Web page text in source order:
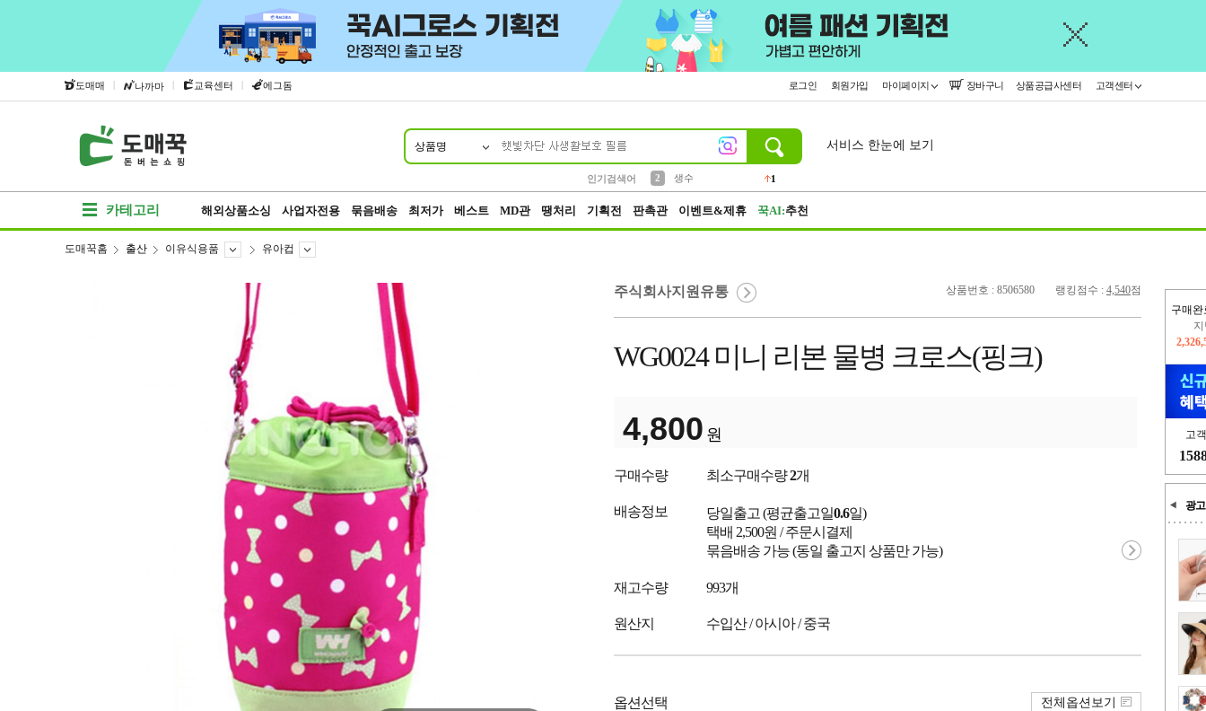
도매매 | 나까마 | 교육센터 | 에그돔 로그인 회원가입 마이페이지 장바구니 상품공급사센터 고객센터
상품명
인기검색어
2
생수
1
서비스 한눈에 보기
카테고리 해외상품소싱 사업자전용 묶음배송 최저가 베스트 MD관 땡처리 기획전 판촉관 이벤트&제휴 꾹AI:추천
구매완
고
광고
도매꾹홈 출산 이유식용품 유아컵
상품번호 : 8506580 랭킹점수 : 4,540점
주식회사지원유통
WG0024 미니 리본 물병 크로스(핑크)
4,800 원
구매수량 최소구매수량2개
배송정보 당일출고 (평균출고일0.6일)
택배 2,500원 / 주문시결제
묶음배송 가능 (동일 출고지 상품만 가능)
재고수량 993개
원산지 수입산 / 아시아 / 중국
옵션선택 전체옵션보기